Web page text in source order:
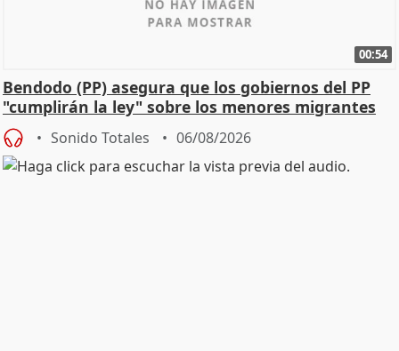
00:54
Bendodo (PP) asegura que los gobiernos del PP
"cumplirán la ley" sobre los menores migrantes
Sonido Totales 06/08/2026